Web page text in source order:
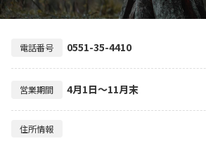
電話番号 0551-35-4410
営業期間 4月1日～11月末
住所情報